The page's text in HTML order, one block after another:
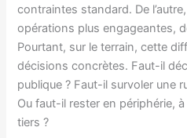
contraintes standard. De
opérations plus engageantes,
Pourtant, sur le terrain, cette
décisions concrètes. Faut-il
publique ? Faut-il survoler une
Ou faut-il rester en périphérie,
tiers ?